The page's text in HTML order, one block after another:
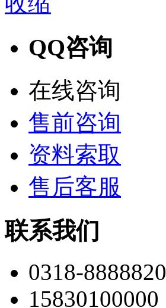
QQ咨询
在线咨询
售前咨询
资料索取
售后客服
联系我们
0318-8888820
15830100000